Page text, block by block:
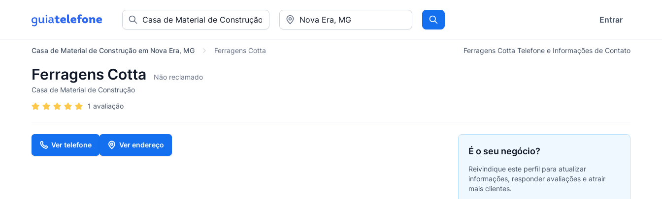
Procurar Entrar
Casa de Material de Construção em Nova Era, MG Ferragens Cotta Ferragens Cotta Telefone e Informações de Contato
Ferragens Cotta
Não reclamado
Casa de Material de Construção
1 avaliação
Ver telefone Ver endereço
É o seu negócio?
Reivindique este perfil para atualizar
informações, responder avaliações e atrair
mais clientes.